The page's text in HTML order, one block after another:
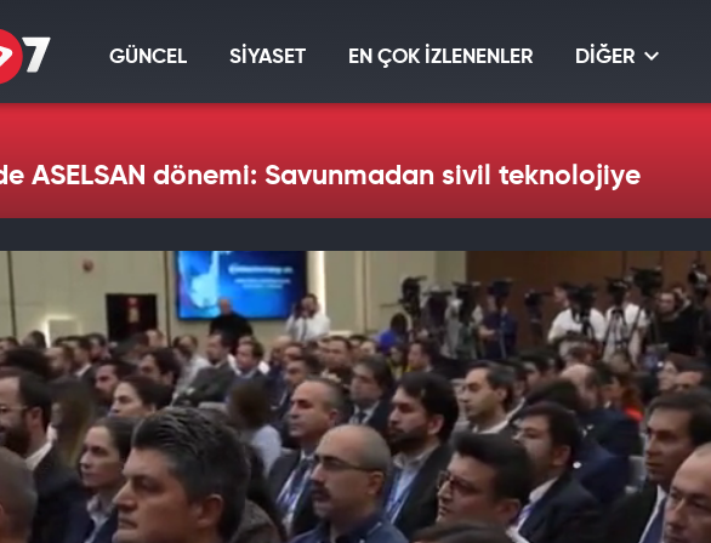
GÜNCEL SİYASET EN ÇOK İZLENENLER DİĞER
ASELSAN dönemi: Savunmadan sivil teknolojiye